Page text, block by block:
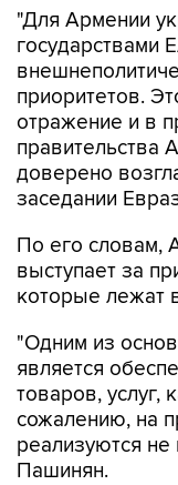
"Для Армении
государствами
приоритетов.
отражение и в
правительства
доверено
заседании
По его словам,
выступает за
которые лежат
"Одним из
является
товаров, услуг,
сожалению, на
реализуются
Пашинян.